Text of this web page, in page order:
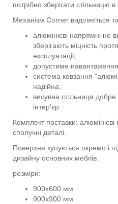
потрібно зберігати стільницю
Механізм Corner виділяється
алюмінієві напрямні не
зберігають міцність
експлуатації;
допустиме навантаження
система ковзання
надійна;
висувна стільниця
інтер'єр.
Комплект поставки: алюмінієві
сполучні деталі.
Поверхня купується окремо і
дизайну основних меблів.
розміри:
900х600 мм
900х900 мм